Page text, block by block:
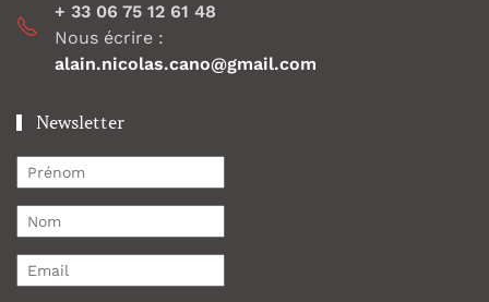
+ 33 06 75 12 61 48
Nous écrire :
alain.nicolas.cano@gmail.com
Newsletter